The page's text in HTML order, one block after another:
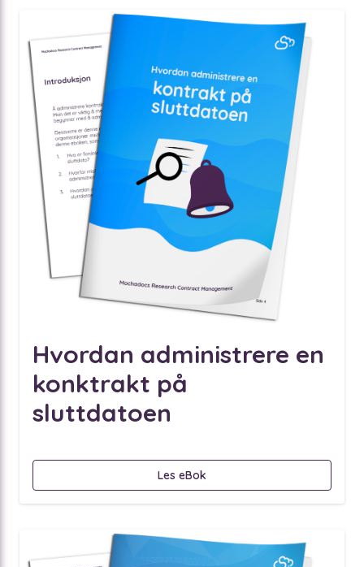
Hvordan administrere en
konktrakt på
sluttdatoen
Les eBok